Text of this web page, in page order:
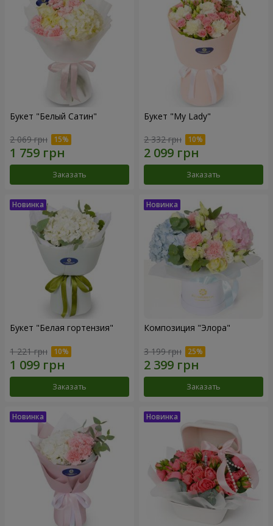
Букет "Белый Сатин"
2 069 грн
Заказать
Букет "My Lady"
2 332 грн
Заказать
Букет "Белая гортензия"
1 221 грн
Заказать
Композиция "Элора"
3 199 грн
Заказать